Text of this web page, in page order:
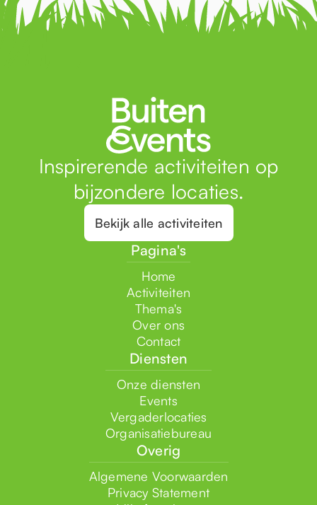
Inspirerende activiteiten op
bijzondere locaties.
Bekijk alle activiteiten
Pagina's
Home
Activiteiten
Thema's
Over ons
Contact
Diensten
Onze diensten
Events
Vergaderlocaties
Organisatiebureau
Overig
Algemene Voorwaarden
Privacy Statement